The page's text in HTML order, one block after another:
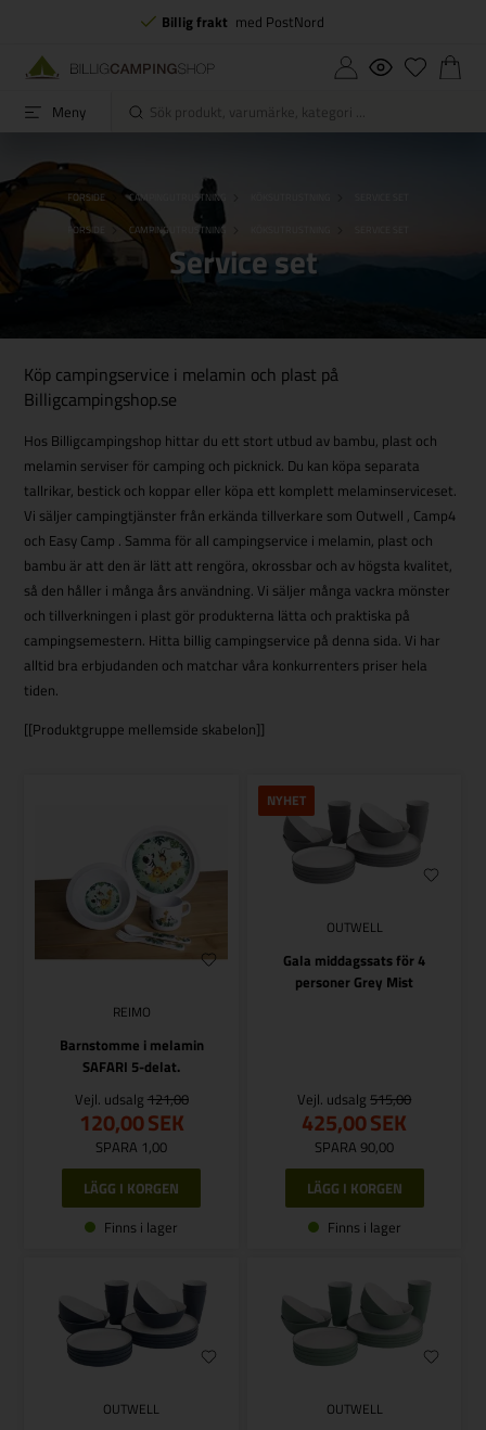
Billig frakt med PostNord
Meny
FORSIDE CAMPINGUTRUSTNING
FORSIDE CAMPINGUTRUSTNING
Service set
Köp campingservice i melamin och plast på
Billigcampingshop.se
Hos Billigcampingshop hittar du ett stort utbud av bambu, plast och
melamin serviser för camping och picknick. Du kan köpa separata
tallrikar, bestick och koppar eller köpa ett komplett melaminserviceset.
Vi säljer campingtjänster från erkända tillverkare som Outwell , Camp4
och Easy Camp . Samma för all campingservice i melamin, plast och
bambu är att den är lätt att rengöra, okrossbar och av högsta kvalitet,
så den håller i många års användning. Vi säljer många vackra mönster
och tillverkningen i plast gör produkterna lätta och praktiska på
campingsemestern. Hitta billig campingservice på denna sida. Vi har
alltid bra erbjudanden och matchar våra konkurrenters priser hela
tiden.
[[Produktgruppe mellemside skabelon]]
REIMO
Barnstomme i melamin
SAFARI 5-delat.
Vejl. udsalg 121,00
120,00SEK
SPARA 1,00
Finns i lager
NYHET
OUTWELL
Gala middagssats för 4
personer Grey Mist
Vejl. udsalg515,00
425,00SEK
SPARA 90,00
Finns i lager
OUTWELL OUTWELL